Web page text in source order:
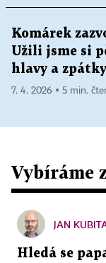
Komárek
Užili jsme si
hlavy a
7. 4. 2026 ▪ 5 min.
Vybíráme
JAN
Hledá se